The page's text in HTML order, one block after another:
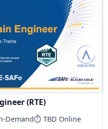
(RTE)
⏱️ TBD Online